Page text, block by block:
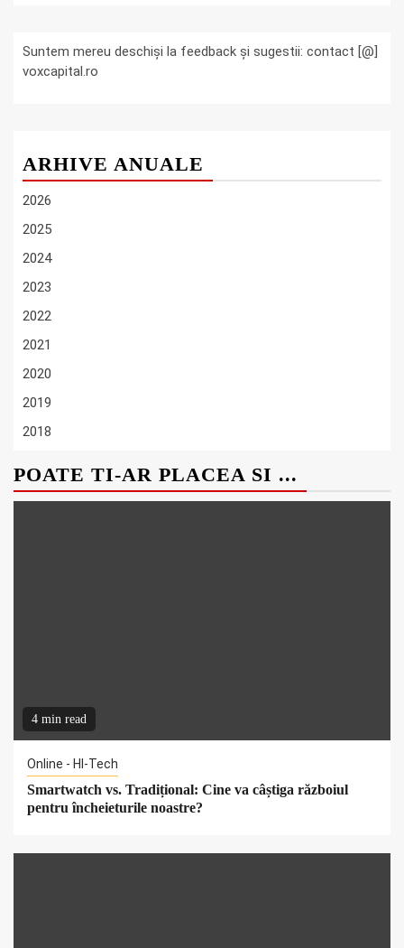
Suntem mereu deschiși la feedback și sugestii: contact [@]
voxcapital.ro
ARHIVE ANUALE
2026
2025
2024
2023
2022
2021
2020
2019
2018
POATE TI-AR PLACEA SI ...
4 min read
Online - HI-Tech
Smartwatch vs. Tradițional: Cine va câștiga războiul
pentru încheieturile noastre?